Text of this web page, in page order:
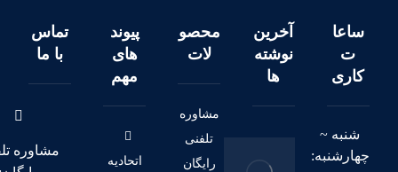
ساعا
ت
کاری
شنبه ~
چهارشنبه:
آخرین
نوشته
ها
محصو
لات
مشاوره
تلفنی
رایگان
پیوند
های
مهم
اتحادیه
تماس
با ما
مشاوره